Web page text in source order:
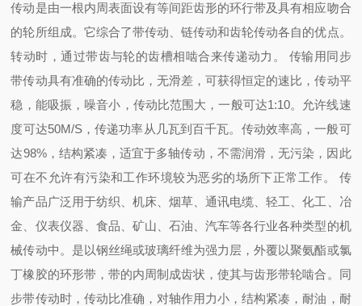
传动是由一根内周表面设有等间距齿形的环行带及具有相应吻合
的轮所组成。它综合了带传动、链传动和齿轮传动各自的优点。
转动时，通过带齿与轮的齿槽相啮合来传递动力。 传输用同步
带传动具有准确的传动比，无滑差，可获得恒定的速比，传动平
稳，能吸振，噪音小，传动比范围大，一般可达1:10。允许线速
度可达50M/S，传递功率从几瓦到百千瓦。传动效率高，一般可
达98%，结构紧凑，适宜于多轴传动，不需润滑，无污染，因此
可在不允许有污染和工作环境较为恶劣的场所下正常工作。 传
输产品广泛用于纺织、机床、烟草、通讯电缆、轻工、化工、冶
金、仪表仪器、食品、矿山、石油、汽车等各行业各种类型的机
械传动中。是以钢丝绳或玻璃纤维为强力层，外覆以聚氨酯或氯
丁橡胶的环形带，带的内周制成齿状，使其与齿形带轮啮合。同
步带传动时，传动比准确，对轴作用力小，结构紧凑，耐油，耐